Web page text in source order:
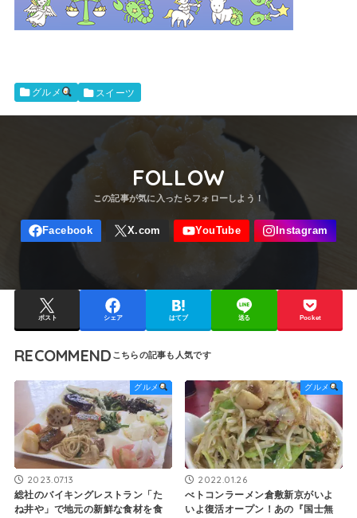
グルメ スイーツ
FOLLOW
ポスト シェア はてブ 送る Pocket
RECOMMEND
グルメ
2023.07.13
総社のバイキングレストラン「た
ね井や」で地元の新鮮な食材を食
グルメ
2022.01.26
べトコンラーメン倉敷新京がいよ
いよ復活オープン！あの『国士無